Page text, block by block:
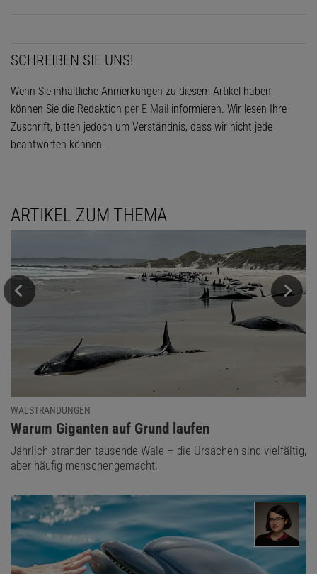
SCHREIBEN SIE UNS!
Wenn Sie inhaltliche Anmerkungen zu diesem Artikel haben,
können Sie die Redaktion per E-Mail informieren. Wir lesen Ihre
Zuschrift, bitten jedoch um Verständnis, dass wir nicht jede
beantworten können.
ARTIKEL ZUM THEMA
WALSTRANDUNGEN
:
Warum Giganten auf Grund laufen
Jährlich stranden tausende Wale – die Ursachen sind vielfältig,
aber häufig menschengemacht.